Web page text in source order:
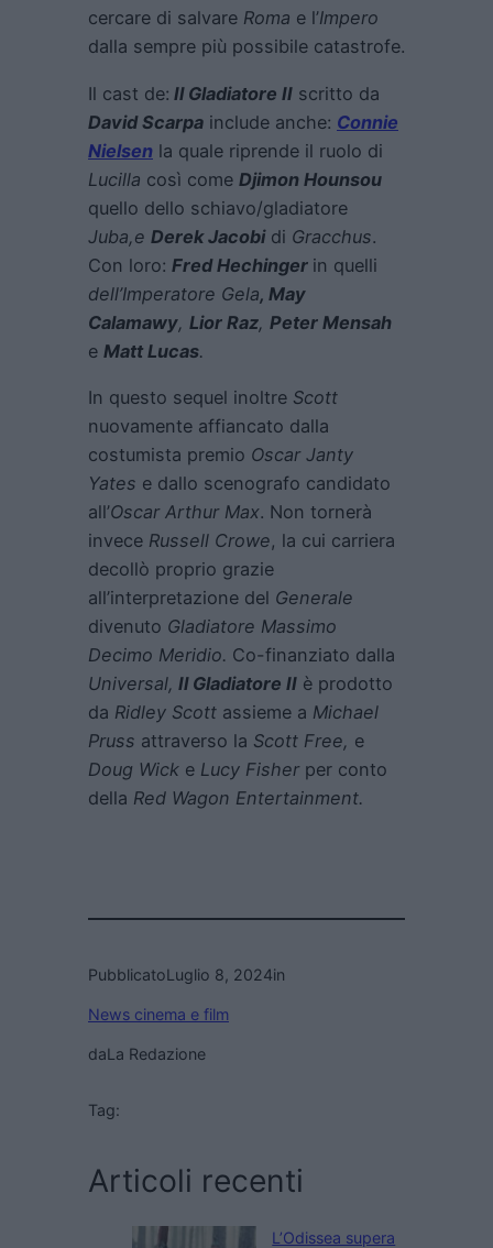
cercare di salvare Roma e l’Impero
dalla sempre più possibile catastrofe.
Il cast de: Il Gladiatore II scritto da
David Scarpa include anche: Connie
Nielsen la quale riprende il ruolo di
Lucilla così come Djimon Hounsou
quello dello schiavo/gladiatore
Juba,e Derek Jacobidi Gracchus.
Con loro: Fred Hechinger in quelli
dell’Imperatore Gela, May
Calamawy, Lior Raz, Peter Mensah
e Matt Lucas.
In questo sequel inoltre Scott
nuovamente affiancato dalla
costumista premio Oscar Janty
Yates e dallo scenografo candidato
all’Oscar Arthur Max. Non tornerà
invece Russell Crowe, la cui carriera
decollò proprio grazie
all’interpretazione del Generale
divenuto Gladiatore Massimo
Decimo Meridio. Co-finanziato dalla
Universal, Il Gladiatore II è prodotto
da Ridley Scott assieme a Michael
Pruss attraverso la Scott Free, e
Doug Wick e Lucy Fisherper conto
della Red Wagon Entertainment.
PubblicatoLuglio 8, 2024in
News cinema e film
daLa Redazione
Tag:
Articoli recenti
L’Odissea supera